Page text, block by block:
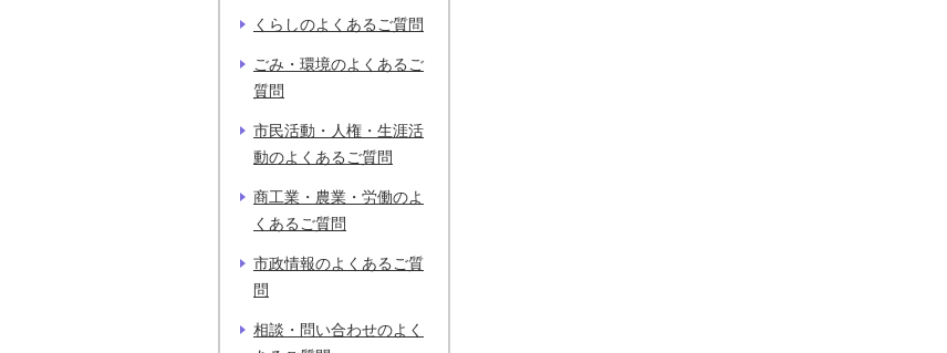
くらしのよくあるご質問
ごみ・環境のよくあるご
質問
市民活動・人権・生涯活
動のよくあるご質問
商工業・農業・労働のよ
くあるご質問
市政情報のよくあるご質
問
相談・問い合わせのよく